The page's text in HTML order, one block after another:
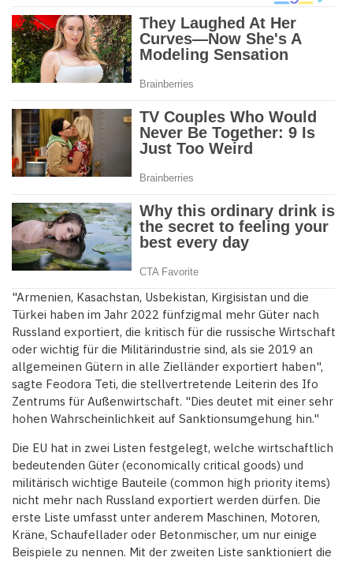
"Armenien, Kasachstan, Usbekistan, Kirgisistan und die
Türkei haben im Jahr 2022 fünfzigmal mehr Güter nach
Russland exportiert, die kritisch für die russische Wirtschaft
oder wichtig für die Militärindustrie sind, als sie 2019 an
allgemeinen Gütern in alle Zielländer exportiert haben",
sagte Feodora Teti, die stellvertretende Leiterin des Ifo
Zentrums für Außenwirtschaft. "Dies deutet mit einer sehr
hohen Wahrscheinlichkeit auf Sanktionsumgehung hin."
Die EU hat in zwei Listen festgelegt, welche wirtschaftlich
bedeutenden Güter (economically critical goods) und
militärisch wichtige Bauteile (common high priority items)
nicht mehr nach Russland exportiert werden dürfen. Die
erste Liste umfasst unter anderem Maschinen, Motoren,
Kräne, Schaufellader oder Betonmischer, um nur einige
Beispiele zu nennen. Mit der zweiten Liste sanktioniert die